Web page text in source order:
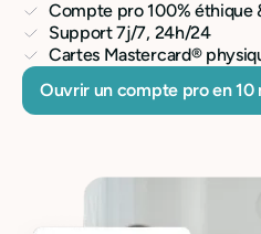
Compte pro 100% éthique
Support 7j/7, 24h/24
Cartes Mastercard®
Ouvrir un compte pro en 10